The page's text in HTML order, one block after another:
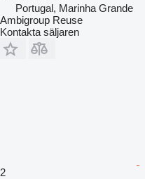
Portugal, Marinha Grande
Ambigroup Reuse
Kontakta säljaren
2